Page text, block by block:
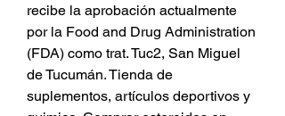
recibe la aprobación actualmente
por la Food and Drug Administration
(FDA) como trat. Tuc2, San Miguel
de Tucumán. Tienda de
suplementos, artículos deportivos y